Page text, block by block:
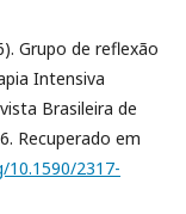
Grupo de reflexão
Intensiva
Brasileira de
Recuperado em
2317-